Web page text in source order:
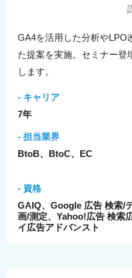
GA4を活用した分析やLPO
た提案を実施。セミナー登
します。
- キャリア
7年
- 担当業界
BtoB、BtoC、EC
- 資格
GAIQ、Google 広告 検索/
画/測定、Yahoo!広告 検索
イ広告アドバンスト